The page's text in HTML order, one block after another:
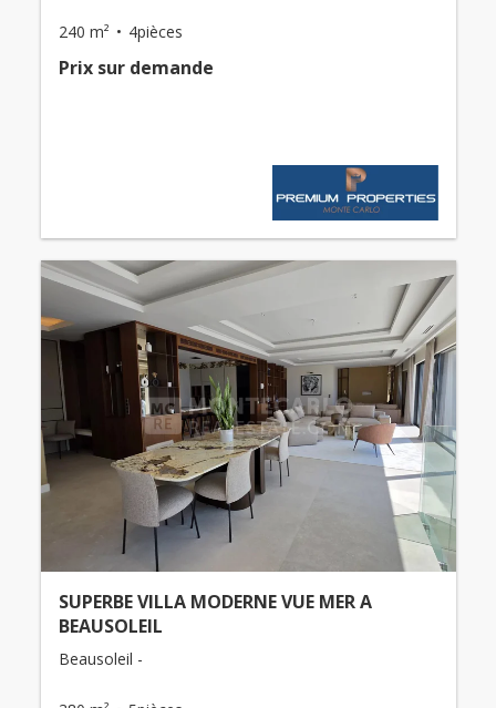
240 m² 4pièces
Prix ​​sur demande
SUPERBE VILLA MODERNE VUE MER A
BEAUSOLEIL
Beausoleil -